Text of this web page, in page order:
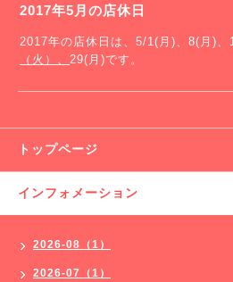
2017年5月の店休日
2017年の店休日は、5/1(月)、8(月)、
（火）、 29(月)です。
トップページ
インフォメーション
2026-08（1）
2026-07（1）